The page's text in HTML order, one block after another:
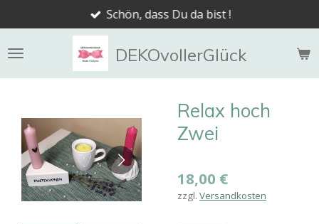
Hauptinhalt
springen
DEKOvollerGlück
Schön, dass Du da bist !
Relax hoch
Zwei
18,00 €
zzgl. Versandkosten